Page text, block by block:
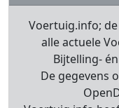
Voertuig.info;
alle actuele
Bijtelling-
De gegevens